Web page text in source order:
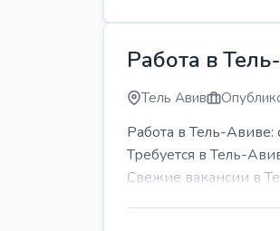
Работа в
Тель Авив
Работа в Тель-
Требуется в Тель-
Свежие вакансии в